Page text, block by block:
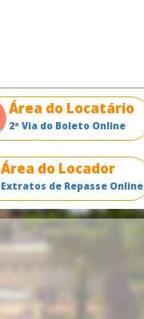
Área do Locatário
2ª Via do Boleto Online
Área do Locador
Extratos de Repasse Online